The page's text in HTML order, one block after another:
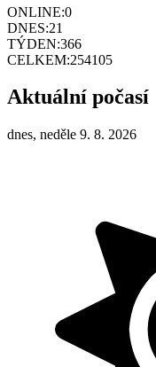
ONLINE:0
DNES:21
TÝDEN:366
CELKEM:254105
Aktuální počasí
dnes, neděle 9. 8. 2026